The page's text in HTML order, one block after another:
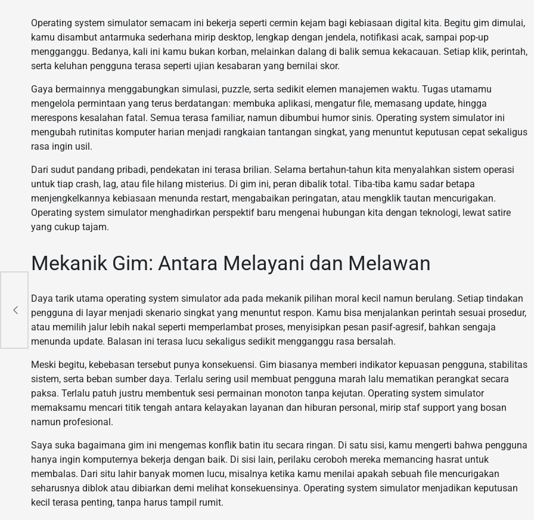
Operating system simulator semacam ini bekerja seperti cermin kejam bagi kebiasaan digital kita. Begitu gim dimulai,
kamu disambut antarmuka sederhana mirip desktop, lengkap dengan jendela, notifikasi acak, sampai pop-up
mengganggu. Bedanya, kali ini kamu bukan korban, melainkan dalang di balik semua kekacauan. Setiap klik, perintah,
serta keluhan pengguna terasa seperti ujian kesabaran yang bernilai skor.
Gaya bermainnya menggabungkan simulasi, puzzle, serta sedikit elemen manajemen waktu. Tugas utamamu
mengelola permintaan yang terus berdatangan: membuka aplikasi, mengatur file, memasang update, hingga
merespons kesalahan fatal. Semua terasa familiar, namun dibumbui humor sinis. Operating system simulator ini
mengubah rutinitas komputer harian menjadi rangkaian tantangan singkat, yang menuntut keputusan cepat sekaligus
rasa ingin usil.
Dari sudut pandang pribadi, pendekatan ini terasa brilian. Selama bertahun-tahun kita menyalahkan sistem operasi
untuk tiap crash, lag, atau file hilang misterius. Di gim ini, peran dibalik total. Tiba-tiba kamu sadar betapa
menjengkelkannya kebiasaan menunda restart, mengabaikan peringatan, atau mengklik tautan mencurigakan.
Operating system simulator menghadirkan perspektif baru mengenai hubungan kita dengan teknologi, lewat satire
yang cukup tajam.
Mekanik Gim: Antara Melayani dan Melawan
Daya tarik utama operating system simulator ada pada mekanik pilihan moral kecil namun berulang. Setiap tindakan
pengguna di layar menjadi skenario singkat yang menuntut respon. Kamu bisa menjalankan perintah sesuai prosedur,
atau memilih jalur lebih nakal seperti memperlambat proses, menyisipkan pesan pasif-agresif, bahkan sengaja
menunda update. Balasan ini terasa lucu sekaligus sedikit mengganggu rasa bersalah.
Meski begitu, kebebasan tersebut punya konsekuensi. Gim biasanya memberi indikator kepuasan pengguna, stabilitas
sistem, serta beban sumber daya. Terlalu sering usil membuat pengguna marah lalu mematikan perangkat secara
paksa. Terlalu patuh justru membentuk sesi permainan monoton tanpa kejutan. Operating system simulator
memaksamu mencari titik tengah antara kelayakan layanan dan hiburan personal, mirip staf support yang bosan
namun profesional.
Saya suka bagaimana gim ini mengemas konflik batin itu secara ringan. Di satu sisi, kamu mengerti bahwa pengguna
hanya ingin komputernya bekerja dengan baik. Di sisi lain, perilaku ceroboh mereka memancing hasrat untuk
membalas. Dari situ lahir banyak momen lucu, misalnya ketika kamu menilai apakah sebuah file mencurigakan
seharusnya diblok atau dibiarkan demi melihat konsekuensinya. Operating system simulator menjadikan keputusan
kecil terasa penting, tanpa harus tampil rumit.